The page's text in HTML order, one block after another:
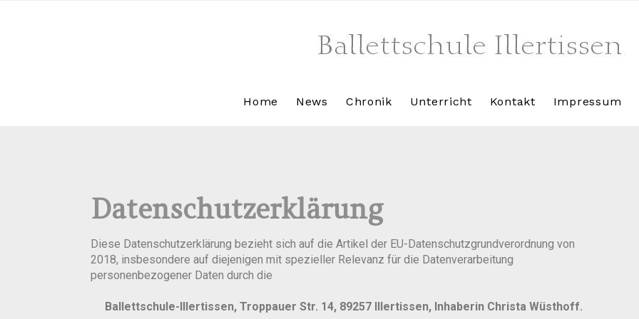
Home News Chronik Unterricht Kontakt Impressum
Datenschutzerklärung
Diese Datenschutzerklärung bezieht sich auf die Artikel der EU-Datenschutzgrundverordnung von
2018, insbesondere auf diejenigen mit spezieller Relevanz für die Datenverarbeitung
personenbezogener Daten durch die
Ballettschule-Illertissen, Troppauer Str. 14, 89257 Illertissen, Inhaberin Christa Wüsthoff.